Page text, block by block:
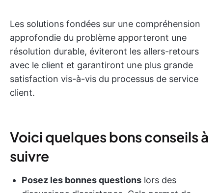
Les solutions fondées sur une compréhension
approfondie du problème apporteront une
résolution durable, éviteront les allers-retours
avec le client et garantiront une plus grande
satisfaction vis-à-vis du processus de service
client.
Voici quelques bons conseils à
suivre
Posez les bonnes questions lors des